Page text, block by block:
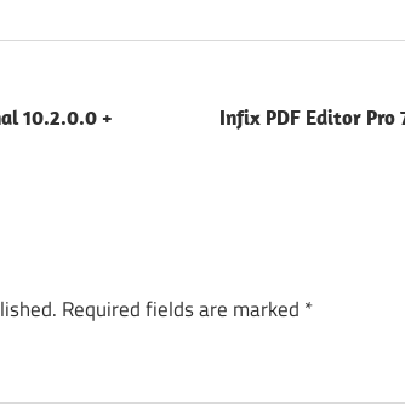
10.2.0.0 +
Required fields are marked *